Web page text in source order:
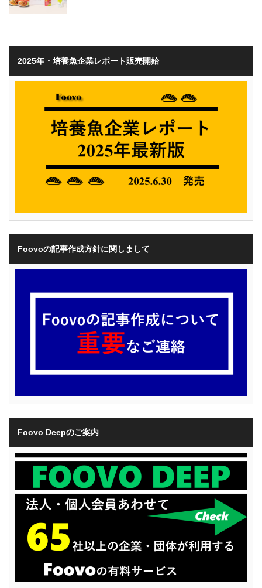
2025年・培養魚企業レポート販売開始
Foovoの記事作成方針に関しまして
Foovo Deepのご案内